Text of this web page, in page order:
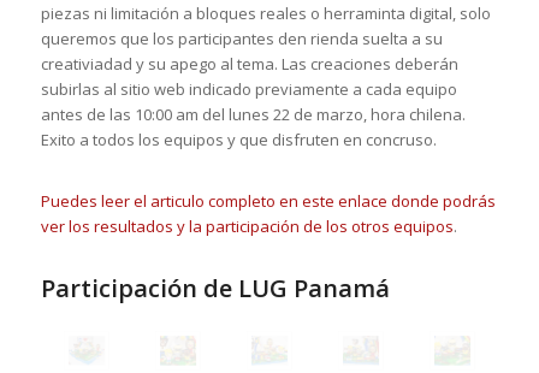
piezas ni limitación a bloques reales o herraminta digital, solo
queremos que los participantes den rienda suelta a su
creativiadad y su apego al tema. Las creaciones deberán
subirlas al sitio web indicado previamente a cada equipo
antes de las 10:00 am del lunes 22 de marzo, hora chilena.
Exito a todos los equipos y que disfruten en concruso.
Puedes leer el articulo completo en este enlace donde podrás
ver los resultados y la participación de los otros equipos.
Participación de LUG Panamá